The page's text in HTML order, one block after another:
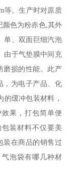
等。生产时对原质
颜色为粉赤色,其外
单、双面巨细汽泡
由于气垫膜中间充
磨损的性能。此产
，为电子产品、化
缓冲包装材料，
果，打包简单便
装材料不仅要美
装在商品的销售过
泡袋有哪几种材